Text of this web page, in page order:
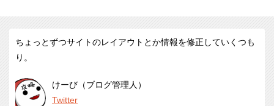
ちょっとずつサイトのレイアウトとか情報を修正していくつも
り。
けーび（ブログ管理人）
Twitter